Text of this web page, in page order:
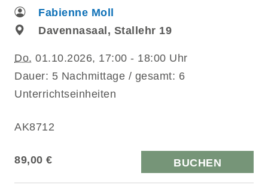
Fabienne Moll
Davennasaal, Stallehr 19
Do. 01.10.2026, 17:00 - 18:00 Uhr
Dauer: 5 Nachmittage / gesamt: 6
Unterrichtseinheiten
AK8712
89,00 € BUCHEN